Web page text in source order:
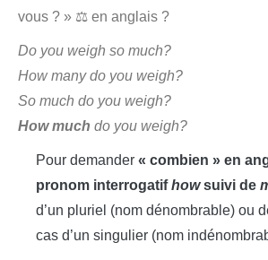
vous ? » ⚖️ en anglais ?
Do you weigh so much?
How many do you weigh?
So much do you weigh?
How much do you weigh?
Pour demander « combien » en
pronom interrogatifhowsuivi de
d’un pluriel (nom dénombrable) ou
cas d’un singulier (nom